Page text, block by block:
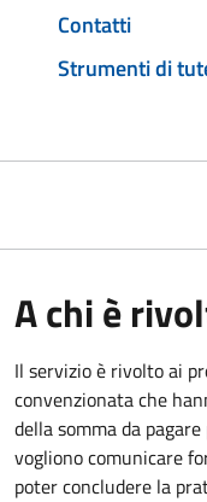
Contatti
Strumenti di
A chi è
Il servizio è rivolto ai
convenzionata che
della somma da
vogliono comunicare
poter concludere la